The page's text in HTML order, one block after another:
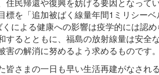
を「追加被ばく線量年間1ミリシー
による健康への影響は疫学的には認
るとともに、福島の放射線量は安全
の解消に努めるよう求めるものです。
さまの一日も早い生活再建がなされ